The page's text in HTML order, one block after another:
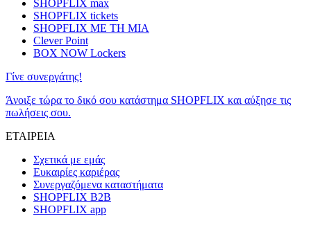
SHOPFLIX max
SHOPFLIX tickets
SHOPFLIX ΜΕ ΤΗ ΜΙΑ
Clever Point
BOX NOW Lockers
Γίνε συνεργάτης!
Άνοιξε τώρα το δικό σου κατάστημα SHOPFLIX και αύξησε τις
πωλήσεις σου.
ΕΤΑΙΡΕΙΑ
Σχετικά με εμάς
Ευκαιρίες καριέρας
Συνεργαζόμενα καταστήματα
SHOPFLIX B2B
SHOPFLIX app